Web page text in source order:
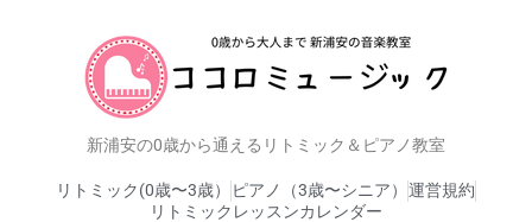
新浦安の0歳から通えるリトミック＆ピアノ教室
リトミック(0歳〜3歳） ピアノ（3歳〜シニア） 運営規約
リトミックレッスンカレンダー